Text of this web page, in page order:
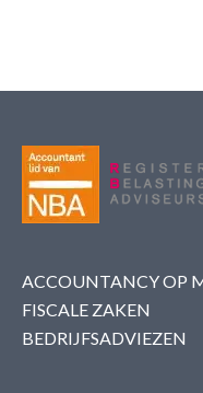
ACCOUNTANCY OP
FISCALE ZAKEN
BEDRIJFSADVIEZEN